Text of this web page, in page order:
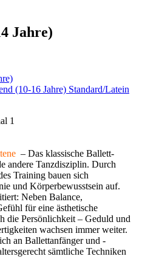
Jahre)
(10-16 Jahre) Standard/Latein
1
– Das klassische Ballett-
andere Tanzdisziplin. Durch
Training bauen sich
und Körperbewusstsein auf.
Neben Balance,
für eine ästhetische
die Persönlichkeit – Geduld und
wachsen immer weiter.
an Ballettanfänger und -
sämtliche Techniken